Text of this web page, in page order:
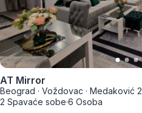
AT Mirror
Beograd · Voždovac · Medaković 2
2 Spavaće sobe·6 Osoba